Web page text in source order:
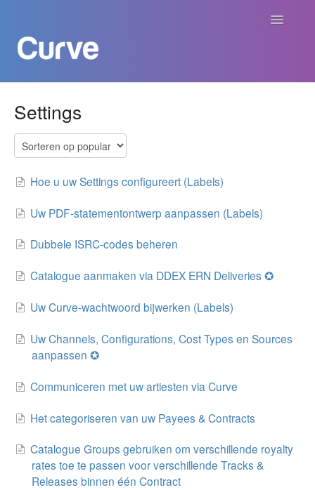
Navigatie
Curve voor Creators
Curve voor Publishers
Betalingen
Contact
Settings
Hoe u uw Settings configureert (Labels)
Uw PDF-statementontwerp aanpassen (Labels)
Dubbele ISRC-codes beheren
Catalogue aanmaken via DDEX ERN Deliveries ✪
Uw Curve-wachtwoord bijwerken (Labels)
Uw Channels, Configurations, Cost Types en Sources
aanpassen ✪
Communiceren met uw artiesten via Curve
Het categoriseren van uw Payees & Contracts
Catalogue Groups gebruiken om verschillende royalty
rates toe te passen voor verschillende Tracks &
Releases binnen één Contract